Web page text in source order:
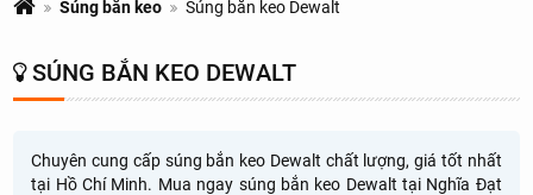
Súng bắn keo Súng bắn keo Dewalt
SÚNG BẮN KEO DEWALT
Chuyên cung cấp súng bắn keo Dewalt chất lượng, giá tốt nhất
tại Hồ Chí Minh. Mua ngay súng bắn keo Dewalt tại Nghĩa Đạt